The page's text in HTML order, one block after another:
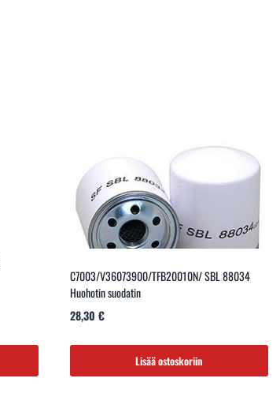
C7003/V36073900/TFB20010N/ SBL 88034
Huohotin suodatin
28,30 €
Lisää ostoskoriin